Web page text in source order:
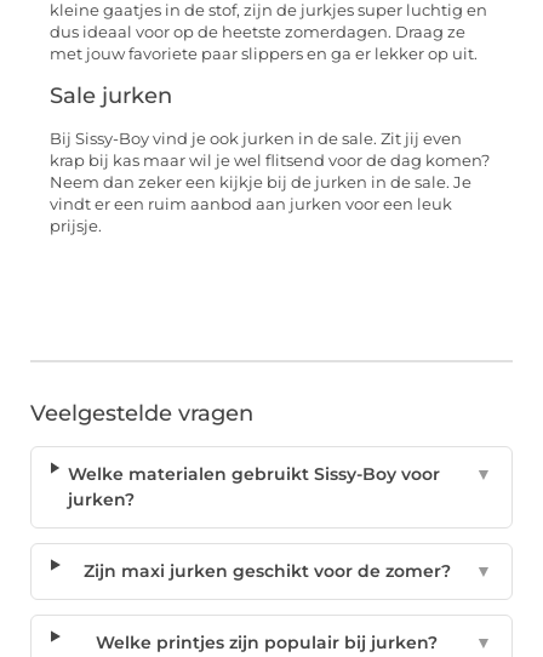
kleine gaatjes in de stof, zijn de jurkjes super luchtig en
dus ideaal voor op de heetste zomerdagen. Draag ze
met jouw favoriete paar slippers en ga er lekker op uit.
Sale jurken
Bij Sissy-Boy vind je ook jurken in de sale. Zit jij even
krap bij kas maar wil je wel flitsend voor de dag komen?
Neem dan zeker een kijkje bij de jurken in de sale. Je
vindt er een ruim aanbod aan jurken voor een leuk
prijsje.
Veelgestelde vragen
Welke materialen gebruikt Sissy-Boy voor
jurken?
▼
Zijn maxi jurken geschikt voor de zomer? ▼
Welke printjes zijn populair bij jurken? ▼